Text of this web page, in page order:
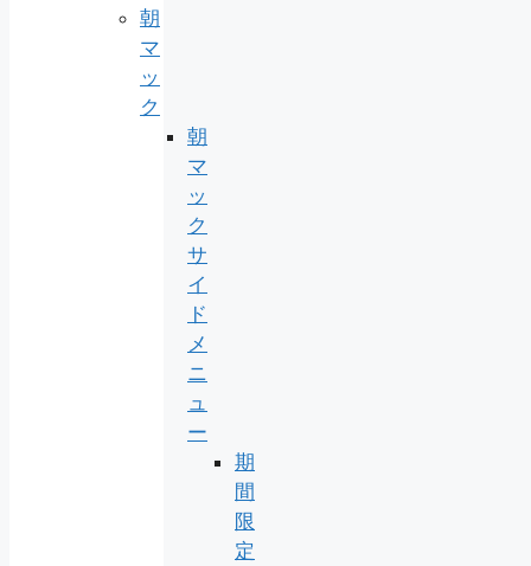
朝
マ
ッ
ク
朝
マ
ッ
ク
サ
イ
ド
メ
ニ
ュ
ー
期
間
限
定